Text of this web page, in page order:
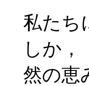
私たち
しか
然の恵